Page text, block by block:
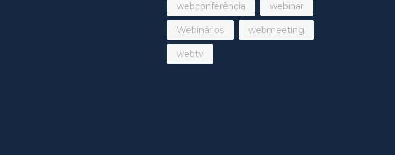
webconferência webinar
Webinários webmeeting
webtv